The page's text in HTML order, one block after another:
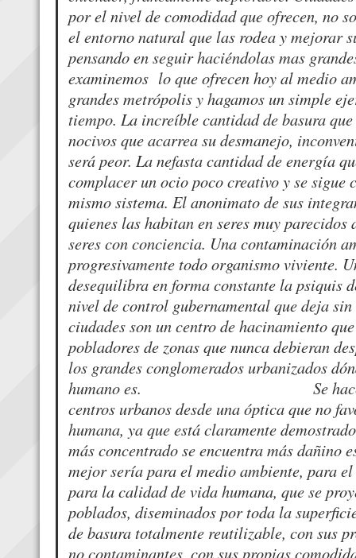
por el nivel de comodidad que ofrecen, no
el entorno natural que las rodea y mejorar
pensando en seguir haciéndolas mas
examinemos lo que ofrecen hoy al medio
grandes metrópolis y hagamos un simple
tiempo. La increíble cantidad de basura que
nocivos que acarrea su desmanejo,
será peor. La nefasta cantidad de energía
complacer un ocio poco creativo y se sigue
mismo sistema. El anonimato de sus
quienes las habitan en seres muy
seres con conciencia. Una contaminación
progresivamente todo organismo viviente.
desequilibra en forma constante la psiquis
nivel de control gubernamental que deja
ciudades son un centro de hacinamiento
pobladores de zonas que nunca debieran
los grandes conglomerados urbanizados
humano es. Se hace
centros urbanos desde una óptica que no
humana, ya que está claramente
más concentrado se encuentra más dañino
mejor sería para el medio ambiente, para
para la calidad de vida humana, que se
poblados, diseminados por toda la
de basura totalmente reutilizable, con sus
no contaminantes, con sus propias